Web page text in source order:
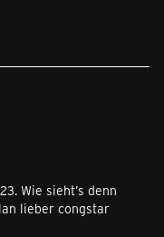
Wie sieht’s denn
lieber congstar